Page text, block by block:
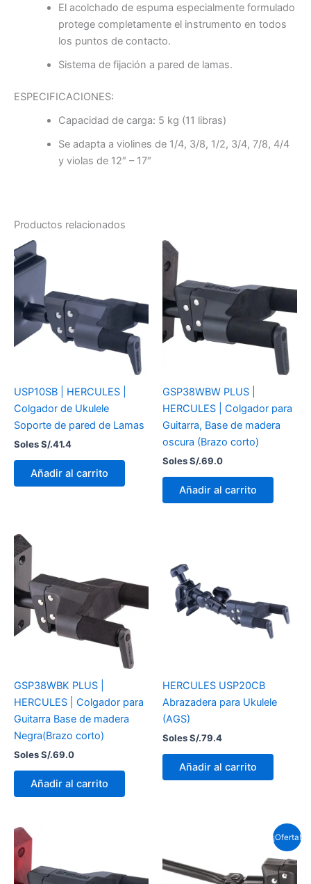
El acolchado de espuma especialmente formulado
protege completamente el instrumento en todos
los puntos de contacto.
Sistema de fijación a pared de lamas.
ESPECIFICACIONES:
Capacidad de carga: 5 kg (11 libras)
Se adapta a violines de 1/4, 3/8, 1/2, 3/4, 7/8, 4/4
y violas de 12″ – 17″
Productos relacionados
USP10SB | HERCULES |
Colgador de Ukulele
Soporte de pared de Lamas
Soles S/.41.4
Añadir al carrito
GSP38WBW PLUS |
HERCULES | Colgador para
Guitarra, Base de madera
oscura (Brazo corto)
Soles S/.69.0
Añadir al carrito
GSP38WBK PLUS |
HERCULES | Colgador para
Guitarra Base de madera
Negra(Brazo corto)
Soles S/.69.0
Añadir al carrito
HERCULES USP20CB
Abrazadera para Ukulele
(AGS)
Soles S/.79.4
Añadir al carrito
¡Oferta!
Soles
El
precio
actual
es:
Soles